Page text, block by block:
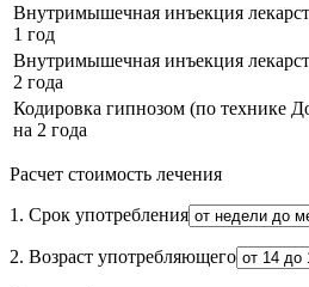
Внутримышечная инъекция
1 год
Внутримышечная инъекция
2 года
Кодировка гипнозом (по технике
на 2 года
Расчет стоимость лечения
1. Срок употребления
2. Возраст употребляющего